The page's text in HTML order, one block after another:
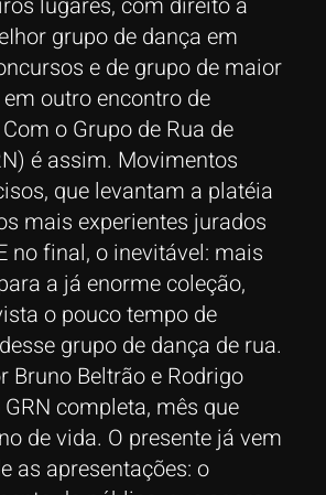
grupo de dança em
e de grupo de maior
outro encontro de
o Grupo de Rua de
é assim. Movimentos
que levantam a platéia
mais experientes jurados
no final, o inevitável: mais
a já enorme coleção,
o pouco tempo de
grupo de dança de rua.
Bruno Beltrão e Rodrigo
completa, mês que
de vida. O presente já vem
as apresentações: o